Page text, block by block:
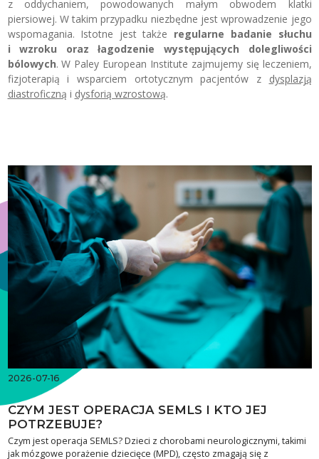
z oddychaniem, powodowanych małym obwodem klatki
piersiowej. W takim przypadku niezbędne jest wprowadzenie jego
wspomagania. Istotne jest także regularne badanie słuchu
i wzroku oraz łagodzenie występujących dolegliwości
bólowych. W Paley European Institute zajmujemy się leczeniem,
fizjoterapią i wsparciem ortotycznym pacjentów z dysplazją
diastroficzną i dysforią wzrostową.
2026-07-16
CZYM JEST OPERACJA SEMLS I KTO JEJ
POTRZEBUJE?
Czym jest operacja SEMLS? Dzieci z chorobami neurologicznymi, takimi
jak mózgowe porażenie dziecięce (MPD), często zmagają się z